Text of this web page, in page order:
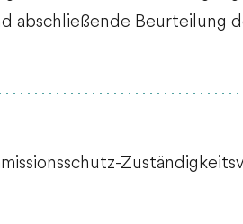
abschließende Beurteilung